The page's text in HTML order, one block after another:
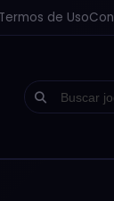
Termos de Uso